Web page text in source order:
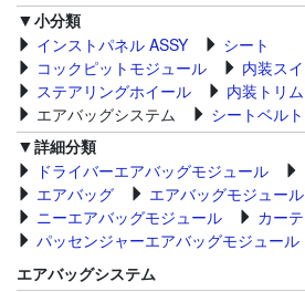
小分類
インストパネル ASSY
シート
コックピットモジュール
内装ス
ステアリングホイール
内装トリム
エアバッグシステム
シートベルト
詳細分類
ドライバーエアバッグモジュール
エアバッグ
エアバッグモジュール
ニーエアバッグモジュール
カー
パッセンジャーエアバッグモジュール
エアバッグシステム